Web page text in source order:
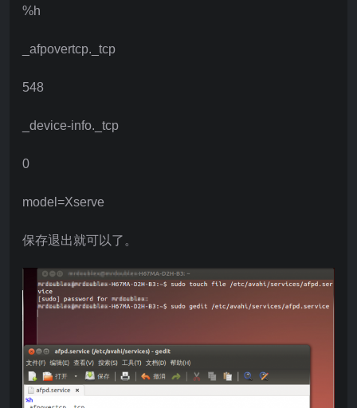
%h
_afpovertcp._tcp
548
_device-info._tcp
0
model=Xserve
保存退出就可以了。